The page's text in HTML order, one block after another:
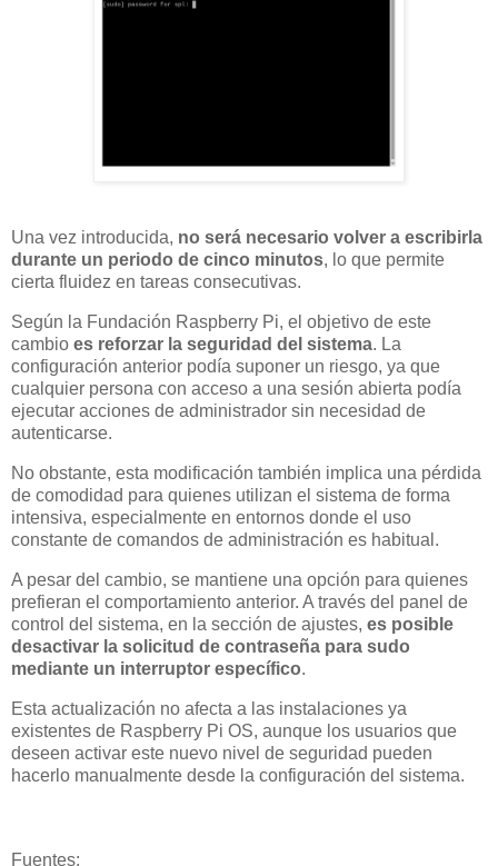
Una vez introducida, no será necesario volver a escribirla
durante un periodo de cinco minutos, lo que permite
cierta fluidez en tareas consecutivas.
Según la Fundación Raspberry Pi, el objetivo de este
cambio es reforzar la seguridad del sistema. La
configuración anterior podía suponer un riesgo, ya que
cualquier persona con acceso a una sesión abierta podía
ejecutar acciones de administrador sin necesidad de
autenticarse.
No obstante, esta modificación también implica una pérdida
de comodidad para quienes utilizan el sistema de forma
intensiva, especialmente en entornos donde el uso
constante de comandos de administración es habitual.
A pesar del cambio, se mantiene una opción para quienes
prefieran el comportamiento anterior. A través del panel de
control del sistema, en la sección de ajustes, es posible
desactivar la solicitud de contraseña para sudo
mediante un interruptor específico.
Esta actualización no afecta a las instalaciones ya
existentes de Raspberry Pi OS, aunque los usuarios que
deseen activar este nuevo nivel de seguridad pueden
hacerlo manualmente desde la configuración del sistema.
Fuentes: